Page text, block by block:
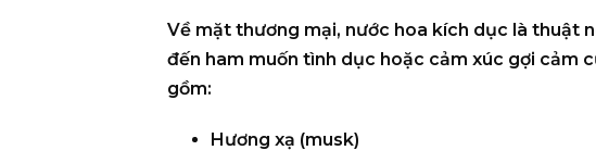
Về mặt thương mại, nước hoa kích dục là thuật
đến ham muốn tình dục hoặc cảm xúc gợi cảm
gồm:
Hương xạ (musk)